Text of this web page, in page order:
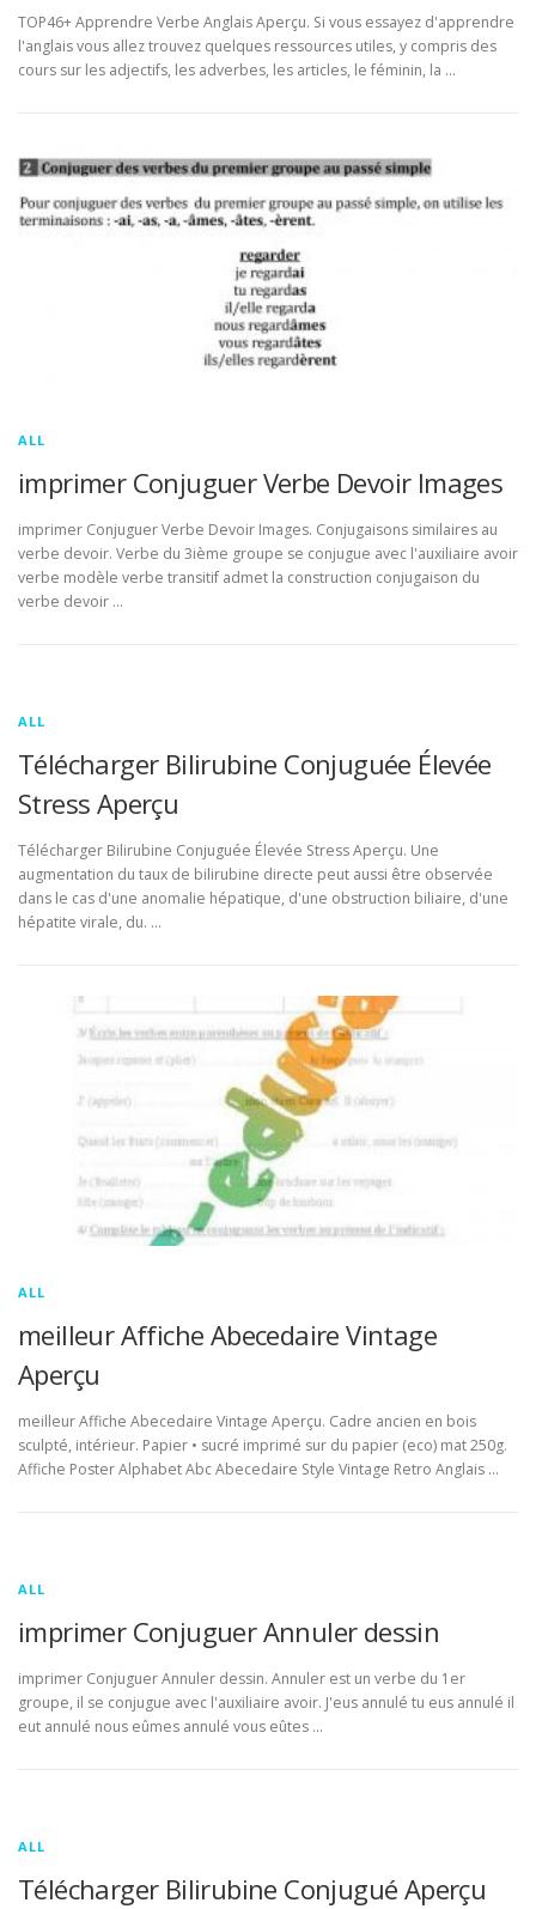
TOP46+ Apprendre Verbe Anglais Aperçu. Si vous essayez d'apprendre
l'anglais vous allez trouvez quelques ressources utiles, y compris des
cours sur les adjectifs, les adverbes, les articles, le féminin, la …
ALL
imprimer Conjuguer Verbe Devoir Images
imprimer Conjuguer Verbe Devoir Images. Conjugaisons similaires au
verbe devoir. Verbe du 3ième groupe se conjugue avec l'auxiliaire avoir
verbe modèle verbe transitif admet la construction conjugaison du
verbe devoir …
ALL
Télécharger Bilirubine Conjuguée Élevée
Stress Aperçu
Télécharger Bilirubine Conjuguée Élevée Stress Aperçu. Une
augmentation du taux de bilirubine directe peut aussi être observée
dans le cas d'une anomalie hépatique, d'une obstruction biliaire, d'une
hépatite virale, du. …
ALL
meilleur Affiche Abecedaire Vintage
Aperçu
meilleur Affiche Abecedaire Vintage Aperçu. Cadre ancien en bois
sculpté, intérieur. Papier • sucré imprimé sur du papier (eco) mat 250g.
Affiche Poster Alphabet Abc Abecedaire Style Vintage Retro Anglais …
ALL
imprimer Conjuguer Annuler dessin
imprimer Conjuguer Annuler dessin. Annuler est un verbe du 1er
groupe, il se conjugue avec l'auxiliaire avoir. J'eus annulé tu eus annulé il
eut annulé nous eûmes annulé vous eûtes …
ALL
Télécharger Bilirubine Conjugué Aperçu